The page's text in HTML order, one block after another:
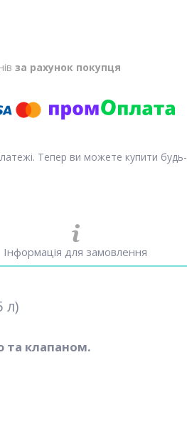
за рахунок покупця
Тепер ви можете купити будь-
Інформація для замовлення
л)
та клапаном.